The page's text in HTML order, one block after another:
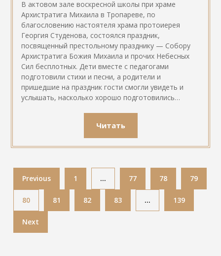
В актовом зале воскресной школы при храме
Архистратига Михаила в Тропареве, по
благословению настоятеля храма протоиерея
Георгия Студенова, состоялся праздник,
посвященный престольному празднику — Собору
Архистратига Божия Михаила и прочих Небесных
Сил бесплотных. Дети вместе с педагогами
подготовили стихи и песни, а родители и
пришедшие на праздник гости смогли увидеть и
услышать, насколько хорошо подготовились…
Читать
Previous 1 … 77 78 79
80 81 82 83 … 139
Next